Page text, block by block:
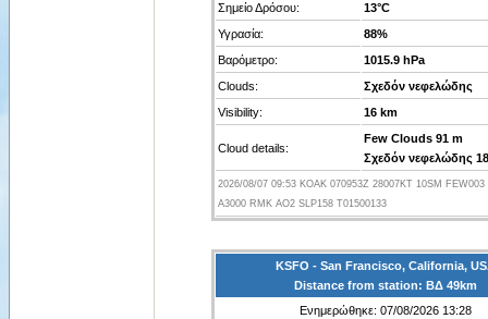
Σημείο Δρόσου:
13°C
Υγρασία:
88%
Βαρόμετρο:
1015.9 hPa
Clouds:
Σχεδόν νεφελώδης
Visibility:
16 km
Cloud details:
Few Clouds 91 m
Σχεδόν νεφελώδης
2026/08/07 09:53 KOAK 070953Z 28007KT 10SM FEW003
A3000 RMK AO2 SLP158 T01500133
KSFO - San Francisco, California,
Distance from station: ΒΔ 49km
Ενημερώθηκε: 07/08/2026 13:28